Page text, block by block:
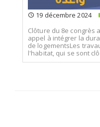
19 décembre 2024
Clôture du 8e congrès
appel à intégrer la
de logementsLes
l'habitat, qui se sont